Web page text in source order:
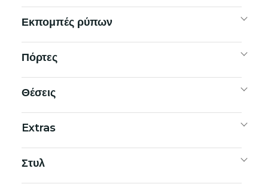
Εκπομπές ρύπων
Πόρτες
Θέσεις
Extras
Στυλ